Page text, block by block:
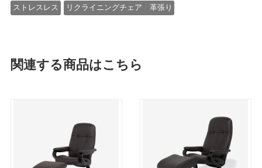
ストレスレス リクライニングチェア 革張り
関連する商品はこちら